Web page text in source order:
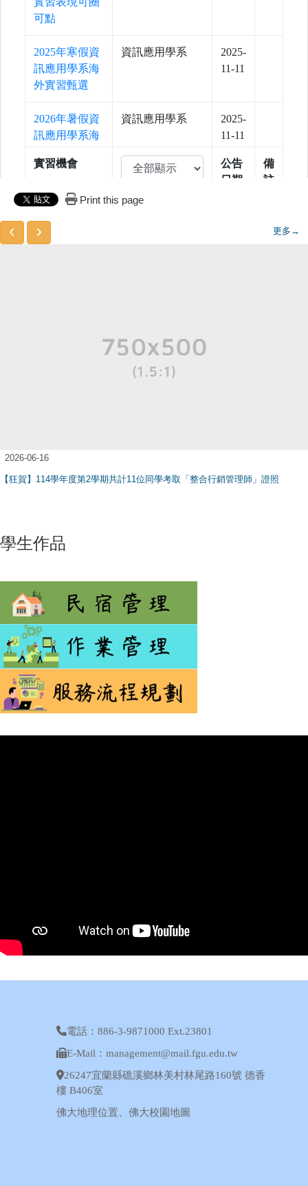
Print this page
更多→
2026-06-16
【狂賀】114學年度第2學期共計11位同學考取「整合行銷管理師」證照
學生作品
電話：886-3-9871000 Ext.23801
E-Mail：management@mail.fgu.edu.tw
26247宜蘭縣礁溪鄉林美村林尾路160號 德香
樓 B406室
佛大地理位置 、佛大校園地圖